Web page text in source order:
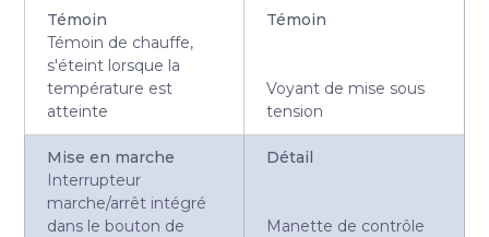
Témoin
Témoin de chauffe,
s'éteint lorsque la
température est
atteinte
Témoin
Voyant de mise sous
tension
Mise en marche
Interrupteur
marche/arrêt intégré
dans le bouton de
Détail
Manette de contrôle